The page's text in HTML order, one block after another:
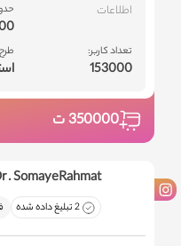
اطلاعات
تعداد کاربر:
153000
350000ت
. SomayeRahmat
2 تبلیغ داده شده